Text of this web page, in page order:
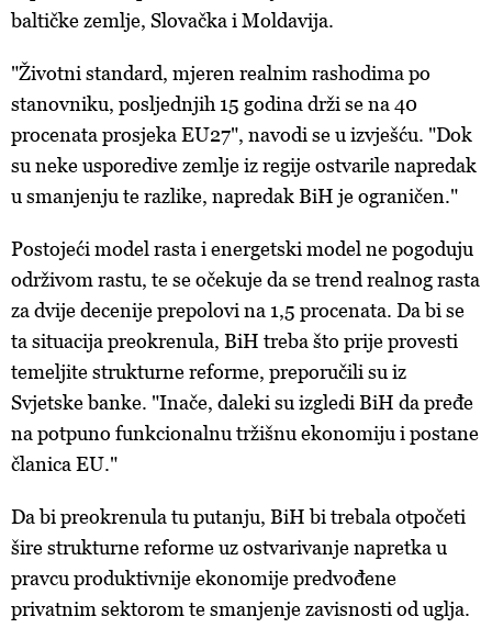
baltičke zemlje, Slovačka i Moldavija.
"Životni standard, mjeren realnim rashodima po
stanovniku, posljednjih 15 godina drži se na 40
procenata prosjeka EU27", navodi se u izvješću. "Dok
su neke usporedive zemlje iz regije ostvarile napredak
u smanjenju te razlike, napredak BiH je ograničen."
Postojeći model rasta i energetski model ne pogoduju
održivom rastu, te se očekuje da se trend realnog rasta
za dvije decenije prepolovi na 1,5 procenata. Da bi se
ta situacija preokrenula, BiH treba što prije provesti
temeljite strukturne reforme, preporučili su iz
Svjetske banke. "Inače, daleki su izgledi BiH da pređe
na potpuno funkcionalnu tržišnu ekonomiju i postane
članica EU."
Da bi preokrenula tu putanju, BiH bi trebala otpočeti
šire strukturne reforme uz ostvarivanje napretka u
pravcu produktivnije ekonomije predvođene
privatnim sektorom te smanjenje zavisnosti od uglja.